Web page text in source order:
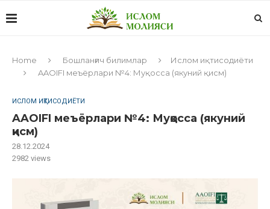
Home Бошланғич билимлар
Ислом иқтисодиёти
AAOIFI меъёрлари №4: Муқосса (якуний қисм)
ИСЛОМ ИҚТИСОДИЁТИ
AAOIFI меъёрлари №4: Муқосса (якуний
қисм)
28.12.2024
2982 views